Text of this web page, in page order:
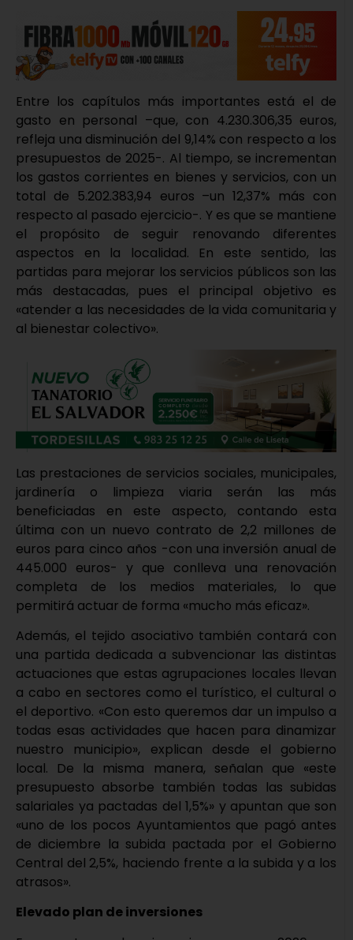
Entre los capítulos más importantes está el de
gasto en personal –que, con 4.230.306,35 euros,
refleja una disminución del 9,14% con respecto a los
presupuestos de 2025-. Al tiempo, se incrementan
los gastos corrientes en bienes y servicios, con un
total de 5.202.383,94 euros –un 12,37% más con
respecto al pasado ejercicio-. Y es que se mantiene
el propósito de seguir renovando diferentes
aspectos en la localidad. En este sentido, las
partidas para mejorar los servicios públicos son las
más destacadas, pues el principal objetivo es
«atender a las necesidades de la vida comunitaria y
al bienestar colectivo».
Las prestaciones de servicios sociales, municipales,
jardinería o limpieza viaria serán las más
beneficiadas en este aspecto, contando esta
última con un nuevo contrato de 2,2 millones de
euros para cinco años -con una inversión anual de
445.000 euros- y que conlleva una renovación
completa de los medios materiales, lo que
permitirá actuar de forma «mucho más eficaz».
Además, el tejido asociativo también contará con
una partida dedicada a subvencionar las distintas
actuaciones que estas agrupaciones locales llevan
a cabo en sectores como el turístico, el cultural o
el deportivo. «Con esto queremos dar un impulso a
todas esas actividades que hacen para dinamizar
nuestro municipio», explican desde el gobierno
local. De la misma manera, señalan que «este
presupuesto absorbe también todas las subidas
salariales ya pactadas del 1,5%» y apuntan que son
«uno de los pocos Ayuntamientos que pagó antes
de diciembre la subida pactada por el Gobierno
Central del 2,5%, haciendo frente a la subida y a los
atrasos».
Elevado plan de inversiones